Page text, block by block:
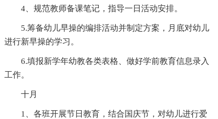
4、规范教师备课笔记，指导一日活动安排。
5.筹备幼儿早操的编排活动并制定方案，月底对幼儿
进行新早操的学习。
6.填报新学年幼教各类表格、做好学前教育信息录入
工作。
十月
1、各班开展节日教育，结合国庆节，对幼儿进行爱